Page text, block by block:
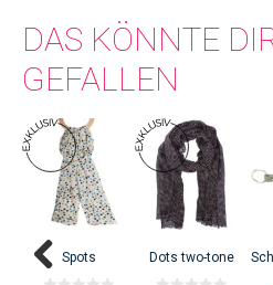
DAS KÖNNTE
GEFALLEN
Spots Dots two-tone